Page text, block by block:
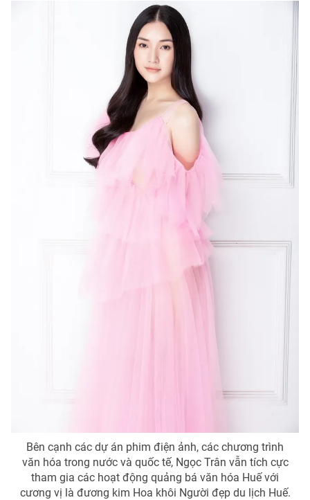
Bên cạnh các dự án phim điện ảnh, các chương trình
văn hóa trong nước và quốc tế, Ngọc Trân vẫn tích cực
tham gia các hoạt động quảng bá văn hóa Huế với
cương vị là đương kim Hoa khôi Người đẹp du lịch Huế.